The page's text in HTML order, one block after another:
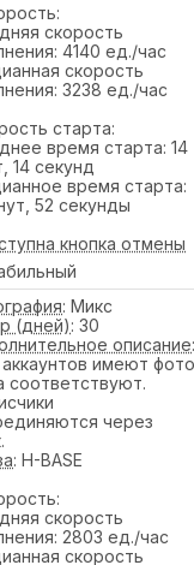
скорость
4140 ед./час
скорость
3238 ед./час
старта:
время старта: 14
14 секунд
время старта:
52 секунды
кнопка отмены
: Микс
(дней): 30
описание:
аккаунтов имеют
соответствуют.
через
: H-BASE
скорость
2803 ед./час
скорость